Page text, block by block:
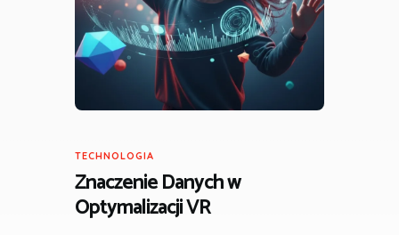
TECHNOLOGIA
Znaczenie Danych w
Optymalizacji VR